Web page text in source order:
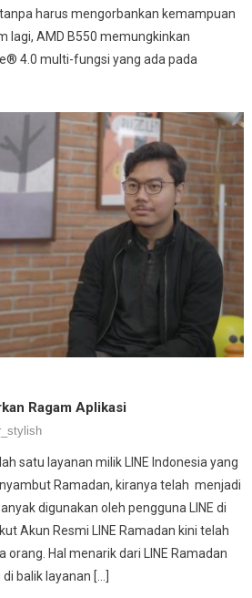
harus mengorbankan kemampuan
lagi, AMD B550 memungkinkan
4.0 multi-fungsi yang ada pada
Ragam Aplikasi
satu layanan milik LINE Indonesia yang
Ramadan, kiranya telah menjadi
digunakan oleh pengguna LINE di
Akun Resmi LINE Ramadan kini telah
orang. Hal menarik dari LINE Ramadan
balik layanan […]